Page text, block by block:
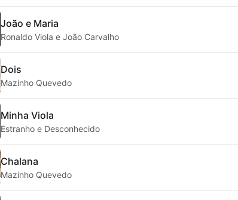
João e Maria
Ronaldo Viola e João Carvalho
Dois
Mazinho Quevedo
Minha Viola
Estranho e Desconhecido
Chalana
Mazinho Quevedo